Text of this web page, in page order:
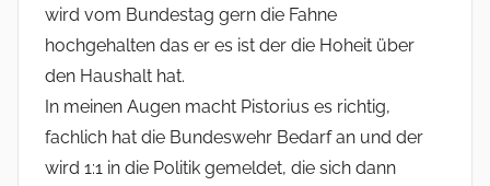
wird vom Bundestag gern die Fahne
hochgehalten das er es ist der die Hoheit über
den Haushalt hat.
In meinen Augen macht Pistorius es richtig,
fachlich hat die Bundeswehr Bedarf an und der
wird 1:1 in die Politik gemeldet, die sich dann